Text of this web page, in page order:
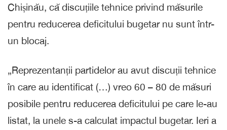
Chișinău, că discuțiile tehnice privind măsurile
pentru reducerea deficitului bugetar nu sunt într-
un blocaj.
„Reprezentanții partidelor au avut discuții tehnice
în care au identificat (…) vreo 60 – 80 de măsuri
posibile pentru reducerea deficitului pe care le-au
listat, la unele s-a calculat impactul bugetar. Ieri a